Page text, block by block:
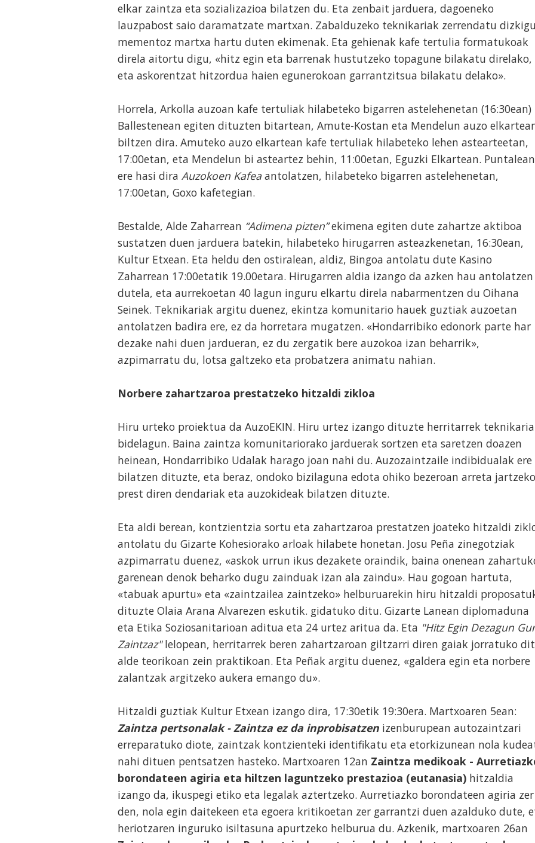
elkar zaintza eta sozializazioa bilatzen du. Eta zenbait jarduera, dagoeneko
lauzpabost saio daramatzate martxan. Zabalduzeko teknikariak zerrendatu
mementoz martxa hartu duten ekimenak. Eta gehienak kafe tertulia formatukoak
direla aitortu digu, «hitz egin eta barrenak hustutzeko topagune bilakatu direlako,
eta askorentzat hitzordua haien egunerokoan garrantzitsua bilakatu delako».
Horrela, Arkolla auzoan kafe tertuliak hilabeteko bigarren astelehenetan (16:30ean)
Ballestenean egiten dituzten bitartean, Amute-Kostan eta Mendelun auzo
biltzen dira. Amuteko auzo elkartean kafe tertuliak hilabeteko lehen astearteetan,
17:00etan, eta Mendelun bi asteartez behin, 11:00etan, Eguzki Elkartean. Puntalean
ere hasi dira Auzokoen Kafea antolatzen, hilabeteko bigarren astelehenetan,
17:00etan, Goxo kafetegian.
Bestalde, Alde Zaharrean “Adimena pizten”ekimena egiten dute zahartze aktiboa
sustatzen duen jarduera batekin, hilabeteko hirugarren asteazkenetan, 16:30ean,
Kultur Etxean. Eta heldu den ostiralean, aldiz, Bingoa antolatu dute Kasino
Zaharrean 17:00etatik 19.00etara. Hirugarren aldia izango da azken hau antolatzen
dutela, eta aurrekoetan 40 lagun inguru elkartu direla nabarmentzen du Oihana
Seinek. Teknikariak argitu duenez, ekintza komunitario hauek guztiak auzoetan
antolatzen badira ere, ez da horretara mugatzen. «Hondarribiko edonork parte har
dezake nahi duen jardueran, ez du zergatik bere auzokoa izan beharrik»,
azpimarratu du, lotsa galtzeko eta probatzera animatu nahian.
Norbere zahartzaroa prestatzeko hitzaldi zikloa
Hiru urteko proiektua da AuzoEKIN. Hiru urtez izango dituzte herritarrek
bidelagun. Baina zaintza komunitariorako jarduerak sortzen eta saretzen doazen
heinean, Hondarribiko Udalak harago joan nahi du. Auzozaintzaile indibidualak ere
bilatzen dituzte, eta beraz, ondoko bizilaguna edota ohiko bezeroan arreta jartzeko
prest diren dendariak eta auzokideak bilatzen dituzte.
Eta aldi berean, kontzientzia sortu eta zahartzaroa prestatzen joateko hitzaldi
antolatu du Gizarte Kohesiorako arloak hilabete honetan. Josu Peña zinegotziak
azpimarratu duenez, «askok urrun ikus dezakete oraindik, baina onenean
garenean denok beharko dugu zainduak izan ala zaindu». Hau gogoan hartuta,
«tabuak apurtu» eta «zaintzailea zaintzeko» helburuarekin hiru hitzaldi
dituzte Olaia Arana Alvarezen eskutik. gidatuko ditu. Gizarte Lanean diplomaduna
eta Etika Soziosanitarioan aditua eta 24 urtez aritua da. Eta "Hitz Egin Dezagun
Zaintzaz"lelopean, herritarrek beren zahartzaroan giltzarri diren gaiak jorratuko
alde teorikoan zein praktikoan. Eta Peñak argitu duenez, «galdera egin eta norbere
zalantzak argitzeko aukera emango du».
Hitzaldi guztiak Kultur Etxean izango dira, 17:30etik 19:30era. Martxoaren 5ean:
Zaintza pertsonalak - Zaintza ez da inprobisatzen izenburupean autozaintzari
erreparatuko diote, zaintzak kontzienteki identifikatu eta etorkizunean nola
nahi dituen pentsatzen hasteko. Martxoaren 12an Zaintza medikoak -
borondateen agiria eta hiltzen laguntzeko prestazioa (eutanasia) hitzaldia
izango da, ikuspegi etiko eta legalak aztertzeko. Aurretiazko borondateen agiria zer
den, nola egin daitekeen eta egoera kritikoetan zer garrantzi duen azalduko dute,
heriotzaren inguruko isiltasuna apurtzeko helburua du. Azkenik, martxoaren 26an